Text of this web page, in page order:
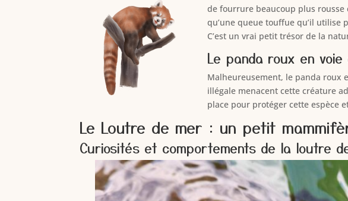
de fourrure beaucoup plus
qu’une queue touffue qu’il
C’est un vrai petit trésor de la
Le panda roux en
Malheureusement, le panda roux
illégale menacent cette créature
place pour protéger cette espèce
Le Loutre de mer : un petit
Curiosités et comportements de la loutre